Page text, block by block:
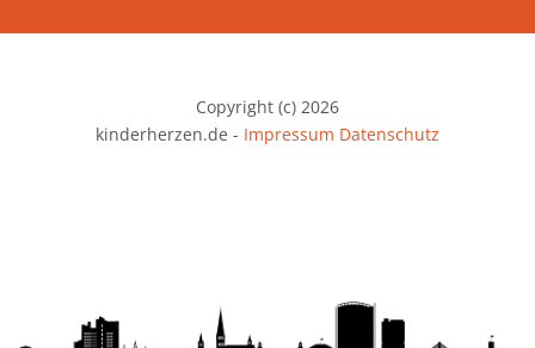
Copyright (c) 2026
kinderherzen.de - Impressum Datenschutz